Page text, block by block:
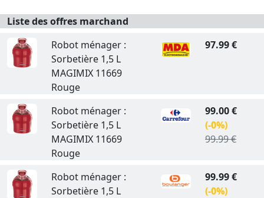
Liste des offres marchand
Robot ménager :
Sorbetière 1,5 L
MAGIMIX 11669
Rouge
97.99 €
Robot ménager :
Sorbetière 1,5 L
MAGIMIX 11669
Rouge
99.00 €
(-0%)
99.99 €
Robot ménager :
Sorbetière 1,5 L
99.99 €
(-0%)